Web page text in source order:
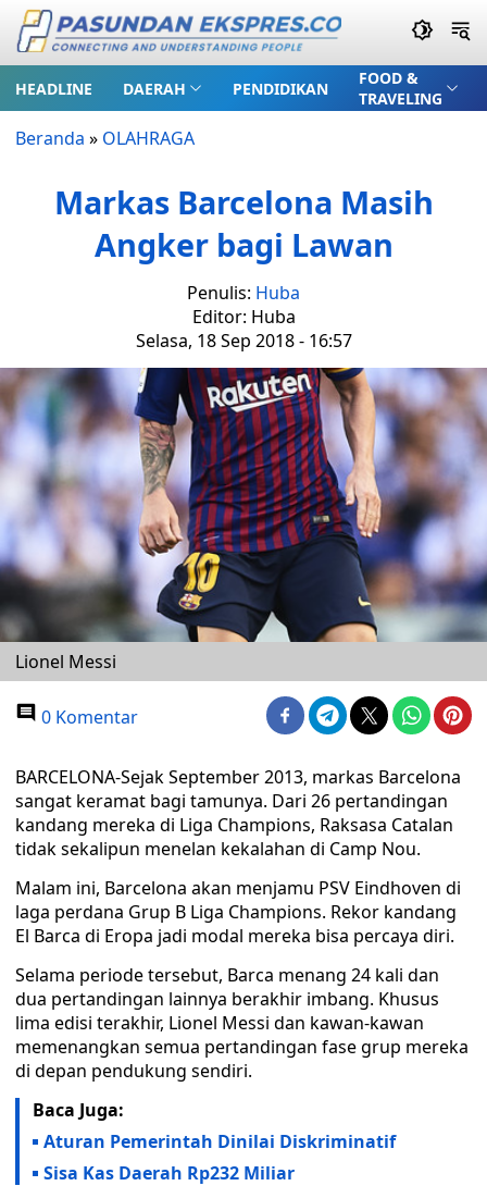
HEADLINE DAERAH PENDIDIKAN
FOOD &
TRAVELING
Beranda » OLAHRAGA
Markas Barcelona Masih
Angker bagi Lawan
Penulis: Huba
Editor: Huba
Selasa, 18 Sep 2018 - 16:57
Lionel Messi
0 Komentar
BARCELONA-Sejak September 2013, markas Barcelona
sangat keramat bagi tamunya. Dari 26 pertandingan
kandang mereka di Liga Champions, Raksasa Catalan
tidak sekalipun menelan kekalahan di Camp Nou.
Malam ini, Barcelona akan menjamu PSV Eindhoven di
laga perdana Grup B Liga Champions. Rekor kandang
El Barca di Eropa jadi modal mereka bisa percaya diri.
Selama periode tersebut, Barca menang 24 kali dan
dua pertandingan lainnya berakhir imbang. Khusus
lima edisi terakhir, Lionel Messi dan kawan-kawan
memenangkan semua pertandingan fase grup mereka
di depan pendukung sendiri.
Baca Juga:
Aturan Pemerintah Dinilai Diskriminatif
Sisa Kas Daerah Rp232 Miliar